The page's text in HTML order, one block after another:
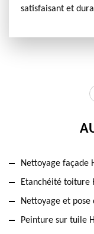
satisfaisant et
Nettoyage façade
Etanchéité toiture
Nettoyage et
Peinture sur tuile